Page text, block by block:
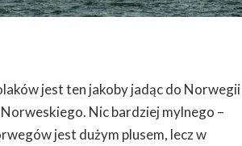
jest ten jakoby jadąc do Norwegii
Nic bardziej mylnego –
jest dużym plusem, lecz w